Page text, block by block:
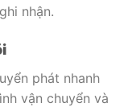
nhận.
phát nhanh
vận chuyển và